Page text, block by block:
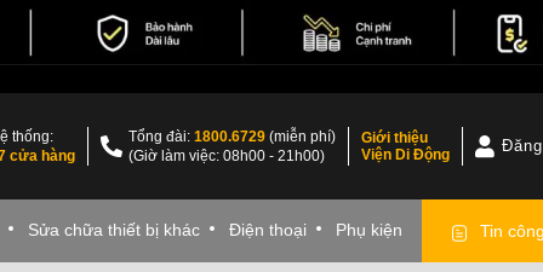
thống:
cửa hàng
Tổng đài:1800.6729 (miễn phí)
(Giờ làm việc: 08h00 - 21h00)
Giới thiệu
Viện Di Động
Sửa chữa thiết bị khác Điện thoại Phụ kiện Tin